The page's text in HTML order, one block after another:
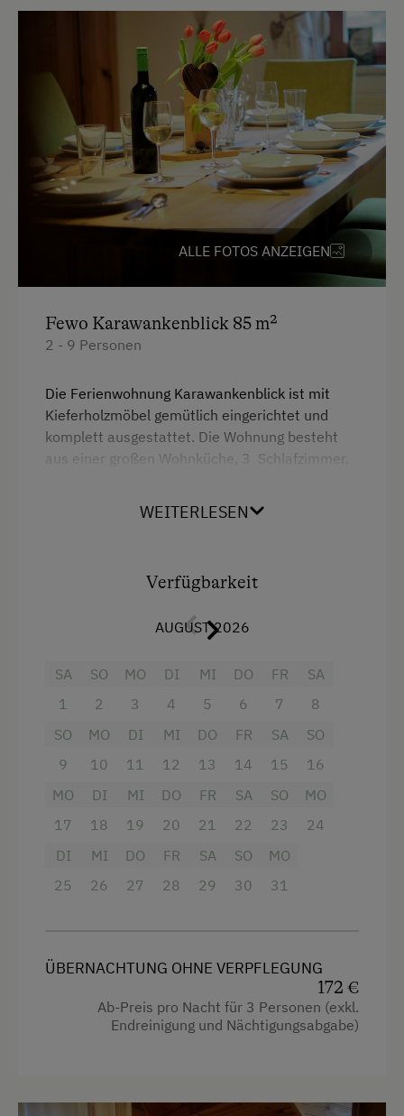
Ponyreiten
Badeurlaub
Mithilfe am Hof
Aktivurlaub Winter
Skifahren
Sanfter Winter
Ab Hofverkauf
Urlaub für Familien
Familienfreundliche Unterkünfte
Für Hochzeitspaare
Besondere Unterkünfte
Historische Höfe
Hund erlaubt
Wasserkocher
Küchenausstattung
Kühlschrank
Neubau
Doppelbett (Kingsize)
Stockbett
ALLE FOTOS ANZEIGEN
Fewo Karawankenblick 85 m²
2 - 9 Personen
Die Ferienwohnung Karawankenblick ist mit
Kieferholzmöbel gemütlich eingerichtet und
komplett ausgestattet. Die Wohnung besteht
aus einer großen Wohnküche, 3 Schlafzimmer,
großen Balkon. Geschirrspüler, Kaffemaschine,
Hochstuhl stellen wir Ihnen nach Absprache
Ausstattung
4 Plattenherd
Radio
Aussicht auf eine Berglandschaft
Backofen
Badewanne
Garten
Gitterbett
Haarföhn
Wasserkocher
WEITERLESEN
Verfügbarkeit
AUGUST 2026
SA
1
SO
2
MO
3
DI
4
MI
5
DO
6
FR
7
SA
8
SO
9
MO
10
DI
11
MI
12
DO
13
FR
14
SA
15
SO
16
MO
17
DI
18
MI
19
DO
20
FR
21
SA
22
SO
23
MO
24
DI
25
MI
26
DO
27
FR
28
SA
29
SO
30
MO
31
ÜBERNACHTUNG OHNE VERPFLEGUNG
172 €
Ab-Preis pro Nacht für 3 Personen (exkl.
Endreinigung und Nächtigungsabgabe)